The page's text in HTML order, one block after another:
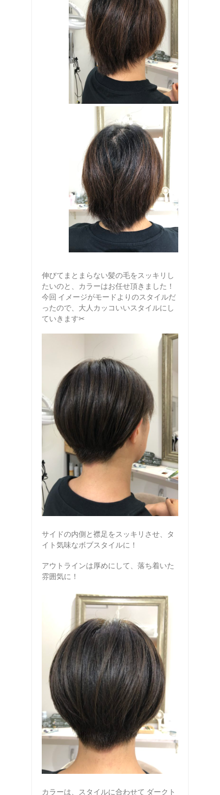
伸びてまとまらない髪の毛をスッキリし
たいのと、カラーはお任せ頂きました！
今回 イメージがモードよりのスタイルだ
ったので、大人カッコいいスタイルにし
ていきます✂︎
サイドの内側と襟足をスッキリさせ、タ
イト気味なボブスタイルに！
アウトラインは厚めにして、落ち着いた
雰囲気に！
カラーは、スタイルに合わせて ダークト